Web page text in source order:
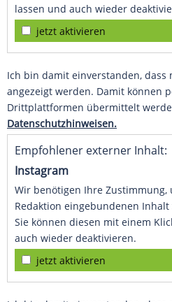
lassen und auch wieder
jetzt aktivieren
Ich bin damit einverstanden, dass
angezeigt werden. Damit können
Drittplattformen übermittelt
Datenschutzhinweisen.
Empfohlener externer Inhalt:
Instagram
Wir benötigen Ihre Zustimmung,
Redaktion eingebundenen
Sie können diesen mit einem
auch wieder deaktivieren.
jetzt aktivieren